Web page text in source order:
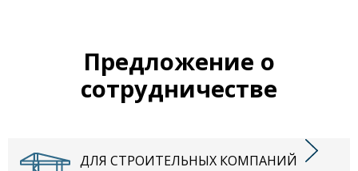
Предложение о
сотрудничестве
ДЛЯ СТРОИТЕЛЬНЫХ КОМПАНИЙ